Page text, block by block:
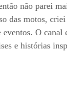
não parei
das motos,
O
e histórias